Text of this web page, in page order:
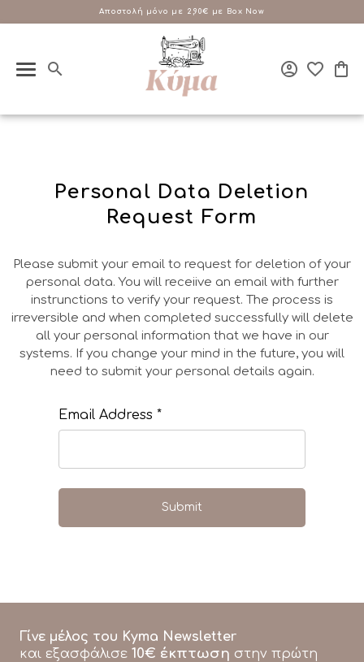
Αποστολή μόνο με 2,90€ με Box Now
ΔΩΡΕΑΝ Αποστολή με αγορές από 100€
Cashback 10%σε Κάθε σου Αγορά! Μάθε περισσότερα
3 Άτοκες Δόσεις Χωρίς Πιστωτική
Επικοινώνησε μαζί μας 210 90 18 045
Αποστολή μόνο με 2,90€ με Box Now
ΔΩΡΕΑΝ Αποστολή με αγορές από 100€
Personal Data Deletion
Request Form
Please submit your email to request for deletion of your
personal data. You will receiive an email with further
instrunctions to verify your request. The process is
irreversible and when completed successfully will delete
all your personal information that we have in our
systems. If you change your mind in the future, you will
need to submit your personal details again.
Email Address *
Γίνε μέλος του Kyma Newsletter
και εξασφάλισε 10€ έκπτωση στην πρώτη